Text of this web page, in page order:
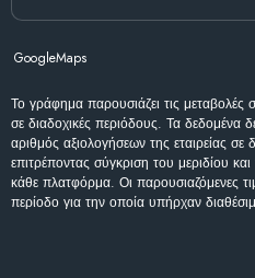
GoogleMaps
Το γράφημα παρουσιάζει τις
σε διαδοχικές περιόδους. Τα δεδομένα
αριθμός αξιολογήσεων της εταιρείας σε
επιτρέποντας σύγκριση του μεριδίου
κάθε πλατφόρμα. Οι παρουσιαζόμενες
περίοδο για την οποία υπήρχαν